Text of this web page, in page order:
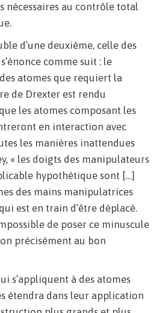
nécessaires au contrôle total
d’une deuxième, celle des
comme suit : le
atomes que requiert la
de Drexter est rendu
les atomes composant les
en interaction avec
les manières inattendues
« les doigts des manipulateurs
hypothétique sont […]
des mains manipulatrices
est en train d’être déplacé.
de poser ce minuscule
précisément au bon
s’appliquent à des atomes
étendra dans leur application